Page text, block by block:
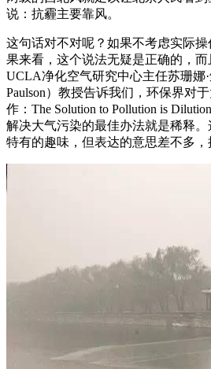
说：抗霾主要靠风。
这句话对不对呢？如果不考虑实际
果来看，这个说法无疑是正确的，而
UCLA净化空气研究中心主任苏珊娜·
Paulson）教授告诉我们，环保界对
作：The Solution to Pollution is
解决大气污染的最佳办法就是稀释
特有的趣味，但表达的意思差不多，